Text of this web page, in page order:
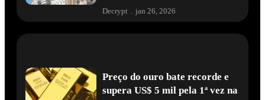
Decrypt jan 26, 2026
Preço do ouro bate recorde e
supera US$ 5 mil pela 1ª vez na